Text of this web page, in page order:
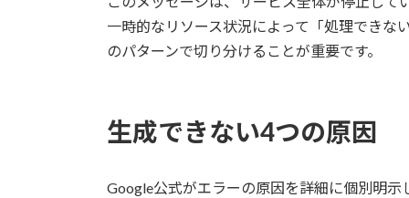
一時的なリソース状況によって「処理できな
のパターンで切り分けることが重要です。
生成できない4つの原因
Google公式がエラーの原因を詳細に個別明